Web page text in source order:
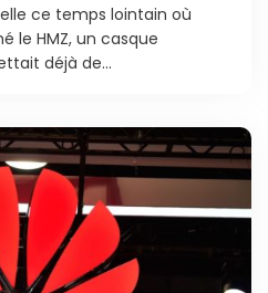
ce temps lointain où
le HMZ, un casque
déjà de...